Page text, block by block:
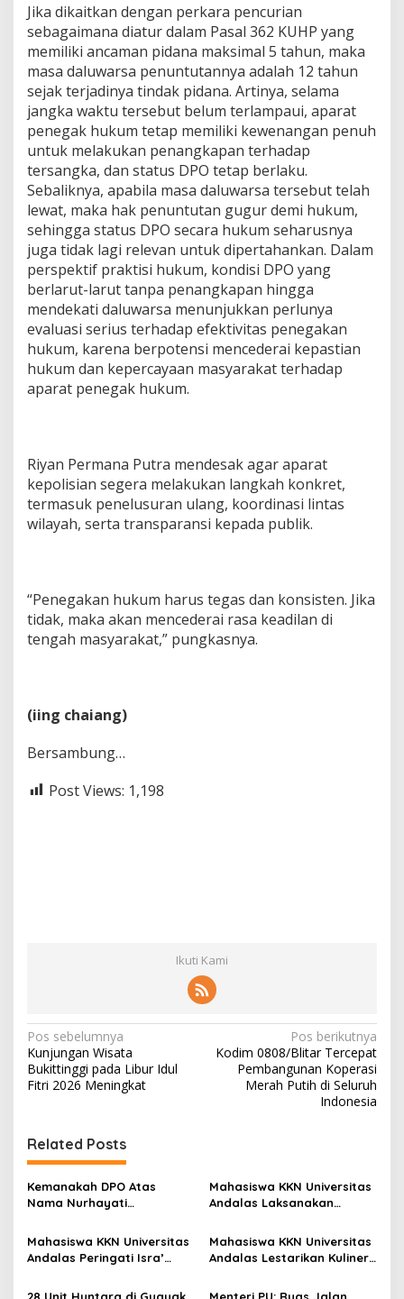
Jika dikaitkan dengan perkara pencurian
sebagaimana diatur dalam Pasal 362 KUHP yang
memiliki ancaman pidana maksimal 5 tahun, maka
masa daluwarsa penuntutannya adalah 12 tahun
sejak terjadinya tindak pidana. Artinya, selama
jangka waktu tersebut belum terlampaui, aparat
penegak hukum tetap memiliki kewenangan penuh
untuk melakukan penangkapan terhadap
tersangka, dan status DPO tetap berlaku.
Sebaliknya, apabila masa daluwarsa tersebut telah
lewat, maka hak penuntutan gugur demi hukum,
sehingga status DPO secara hukum seharusnya
juga tidak lagi relevan untuk dipertahankan. Dalam
perspektif praktisi hukum, kondisi DPO yang
berlarut-larut tanpa penangkapan hingga
mendekati daluwarsa menunjukkan perlunya
evaluasi serius terhadap efektivitas penegakan
hukum, karena berpotensi mencederai kepastian
hukum dan kepercayaan masyarakat terhadap
aparat penegak hukum.
Riyan Permana Putra mendesak agar aparat
kepolisian segera melakukan langkah konkret,
termasuk penelusuran ulang, koordinasi lintas
wilayah, serta transparansi kepada publik.
“Penegakan hukum harus tegas dan konsisten. Jika
tidak, maka akan mencederai rasa keadilan di
tengah masyarakat,” pungkasnya.
(iing chaiang)
Bersambung…
Post Views: 1,198
Ikuti Kami
N
a
v
g
a
s
p
o
Pos sebelumnya
Kunjungan Wisata
Bukittinggi pada Libur Idul
Fitri 2026 Meningkat
Pos berikutnya
Kodim 0808/Blitar Tercepat
Pembangunan Koperasi
Merah Putih di Seluruh
Indonesia
Related Posts
Kemanakah DPO Atas
Nama Nurhayati
Mahasiswa KKN Universitas
Andalas Laksanakan
Yellow Trap, Lubang
Biopori, dan Pestisida
Mahasiswa KKN Universitas
Andalas Peringati Isra’
Adzan, MTQ, dan Tabligh
Mahasiswa KKN Universitas
Andalas Lestarikan Kuliner
Membuat Kubang di Nagari